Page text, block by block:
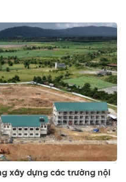
xây dựng các trường nội